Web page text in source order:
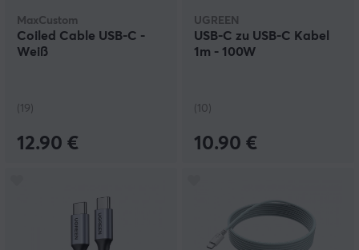
Controller, damit du nie Gefahr läufst, etwas zu
verpassen. Bei uns findest du auch USB-C mit
Thunderbolt-3-Unterstützung. Thunderbolt 3 über USB-
bestehenden Standards bieten kann. Bei MaxGaming
verschiedenen Farben und Preiskategorien.
MaxCustom
Coiled Cable USB-C -
Weiß
(19)
12.90 €
UGREEN
USB-C zu USB-C Kabel
1m - 100W
(10)
10.90 €